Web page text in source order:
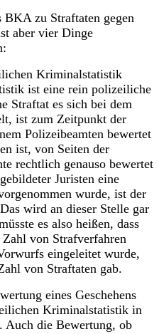
BKA zu Straftaten gegen
aber vier Dinge
Kriminalstatistik
ist eine rein polizeiliche
Straftat es sich bei dem
ist zum Zeitpunkt der
Polizeibeamten bewertet
ist, von Seiten der
rechtlich genauso bewertet
Juristen eine
wurde, ist der
wird an dieser Stelle gar
es also heißen, dass
von Strafverfahren
eingeleitet wurde,
von Straftaten gab.
eines Geschehens
Kriminalstatistik in
Auch die Bewertung, ob